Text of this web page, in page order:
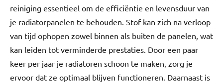
reiniging essentieel om de efficiëntie en levensduur van
je radiatorpanelen te behouden. Stof kan zich na verloop
van tijd ophopen zowel binnen als buiten de panelen, wat
kan leiden tot verminderde prestaties. Door een paar
keer per jaar je radiatoren schoon te maken, zorg je
ervoor dat ze optimaal blijven functioneren. Daarnaast is